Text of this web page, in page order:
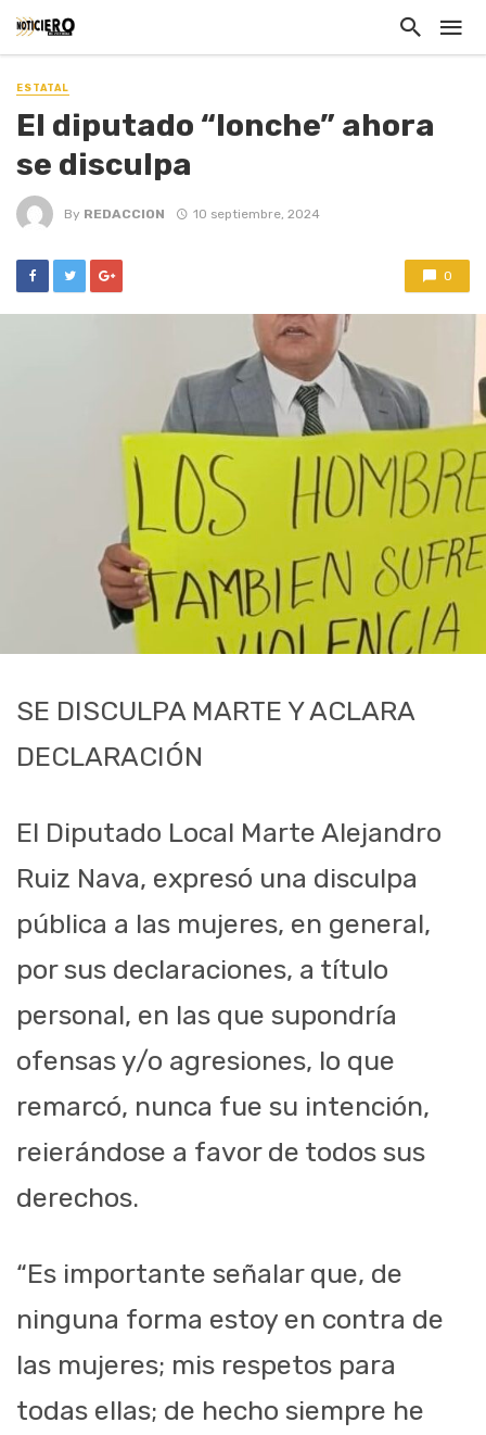
ESTATAL
El diputado “lonche” ahora
se disculpa
By REDACCION 10 septiembre, 2024
0
SE DISCULPA MARTE Y ACLARA
DECLARACIÓN
El Diputado Local Marte Alejandro
Ruiz Nava, expresó una disculpa
pública a las mujeres, en general,
por sus declaraciones, a título
personal, en las que supondría
ofensas y/o agresiones, lo que
remarcó, nunca fue su intención,
reierándose a favor de todos sus
derechos.
“Es importante señalar que, de
ninguna forma estoy en contra de
las mujeres; mis respetos para
todas ellas; de hecho siempre he